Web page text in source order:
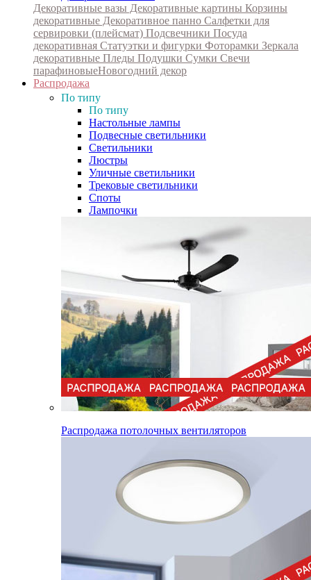
Декоративные вазы Декоративные картины Корзины
декоративные Декоративное панно Салфетки для
сервировки (плейсмат) Подсвечники Посуда
декоративная Статуэтки и фигурки Фоторамки Зеркала
декоративные Пледы Подушки Сумки Свечи
парафиновыеНовогодний декор
Распродажа
По типу
По типу
Настольные лампы
Подвесные светильники
Светильники
Люстры
Уличные светильники
Трековые светильники
Споты
Лампочки
Распродажа потолочных вентиляторов